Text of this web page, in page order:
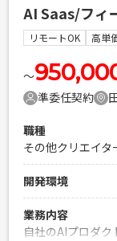
ラウド技術を経験
SEレイヤーに該
となります。
必須スキル
・Google Cloud
件から対応工数及
Laravelを用い
AI Saas/フィ
リモートOK 高単
〜
準委任契約
職種
その他クリエイタ
開発環境
業務内容
自社のAIプロダ